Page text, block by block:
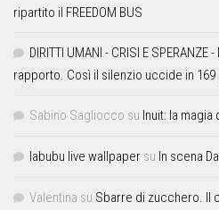
ripartito il FREEDOM BUS
DIRITTI UMANI - CRISI E
rapporto. Così il silenzio uccide in
Sabino Sagliocco su Inuit: la magia
labubu live wallpaper su In scena
Valentina su Sbarre di zucchero. Il